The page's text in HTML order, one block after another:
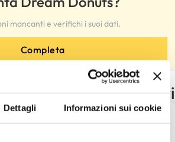
Dettagli Informazioni sui cookie
mancanti e verifichi i suoi dati.
Completa
con gli stessi criteri